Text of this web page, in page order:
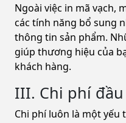
Ngoài việc in mã vạch,
các tính năng bổ sung
thông tin sản phẩm.
giúp thương hiệu của
khách hàng.
III. Chi phí
Chi phí luôn là một